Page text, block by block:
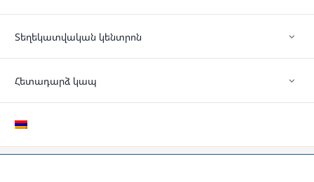
Տեղեկատվական կենտրոն
Հետադարձ կապ